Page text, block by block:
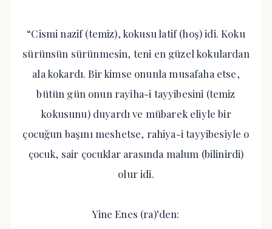
“Cismi nazif (temiz), kokusu latif (hoş) idi. Koku
sürünsün sürünmesin, teni en güzel kokulardan
ala kokardı. Bir kimse onunla musafaha etse,
bütün gün onun rayiha-i tayyibesini (temiz
kokusunu) duyardı ve mübarek eliyle bir
çocuğun başını meshetse, rahiya-i tayyibesiyle o
çocuk, sair çocuklar arasında malum (bilinirdi)
olur idi.
Yine Enes (ra)’den: